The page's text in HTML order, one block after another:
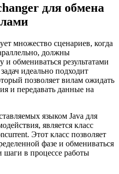
для обмена
множество сценариев, когда
должны
обмениваться результатами
идеально подходит
позволяет вилам ожидать
и передавать данные на
языком Java для
является класс
Этот класс позволяет
фазе и обмениваться
в процессе работы